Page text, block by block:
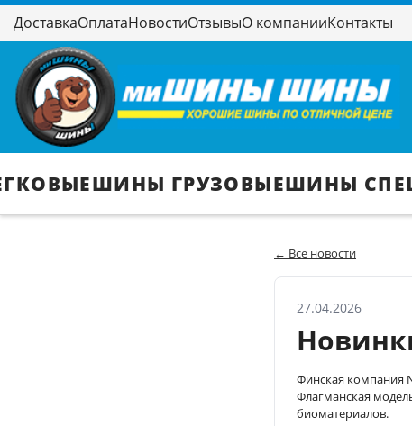
ДоставкаОплатаНовостиОтзывыО компанииКонтакты
ШИНЫ ГРУЗОВЫЕШИНЫ
← Все новости
27.04.2026
Финская компания
Флагманская
биоматериалов.